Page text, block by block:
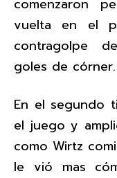
comenzaron
vuelta en el
contragolpe
goles de córner.
En el segundo
el juego y
como Wirtz
le vió mas